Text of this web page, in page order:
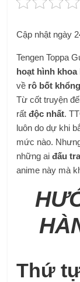
Cập nhật ngày
Tengen Toppa
hoạt hình
về rô bốt
Từ cốt truyện
rấtđộc nhất.
luôn do dự khi
mức nào.
những aiđấu
anime này mà
Thứ